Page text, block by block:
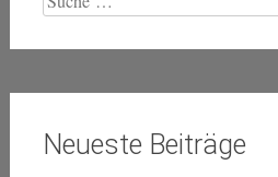
nach:
Neueste Beiträge